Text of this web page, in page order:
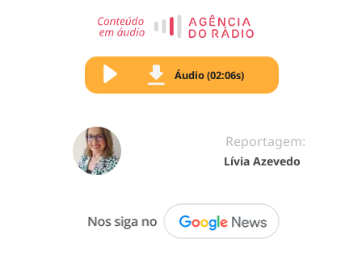
Áudio (02:06s)
Reportagem:
Lívia Azevedo